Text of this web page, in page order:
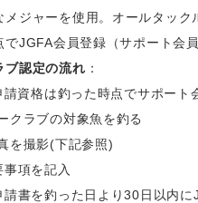
メジャーを使用。オールタッ
でJGFA会員登録（サポート会
ブ認定の流れ ：
資格は釣った時点でサポート
ラブの対象魚を釣る
を撮影(下記参照)
項を記入
書を釣った日より30日以内に